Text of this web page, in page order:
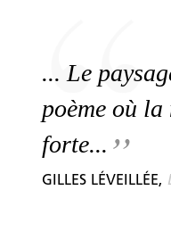
... Le
poème où
forte...
GILLES LÉVEILLÉE,